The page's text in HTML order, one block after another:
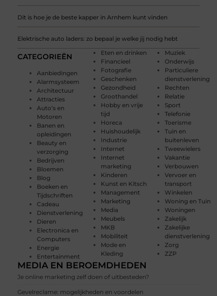
Dit is hoe je de beste kapper in Arnhem kunt vinden
Elektrische auto laders: zo bepaal je welke jij nodig hebt
CATEGORIEËN
Aanbiedingen
Alarmsysteem
Architectuur
Attracties
Auto’s en
Motoren
Banen en
opleidingen
Beauty en
verzorging
Bedrijven
Bloemen
Blog
Boeken en
Tijdschriften
Cadeau
Dienstverlening
Dieren
Electronica en
Computers
Energie
Entertainment
Eten en drinken
Financieel
Fotografie
Geschenken
Gezondheid
Groothandel
Hobby en vrije
tijd
Horeca
Huishoudelijk
Industrie
Internet
Internet
marketing
Kinderen
Kunst en Kitsch
Management
Marketing
Media
Meubels
MKB
Mobiliteit
Mode en
Kleding
Muziek
Onderwijs
Particuliere
dienstverlening
Rechten
Relatie
Sport
Telefonie
Toerisme
Tuin en
buitenleven
Tweewielers
Vakantie
Verbouwen
Vervoer en
transport
Winkelen
Woning en Tuin
Woningen
Zakelijk
Zakelijke
dienstverlening
Zorg
ZZP
MEDIA EN BEROEMDHEDEN
Je online marketing zelf doen of uitbesteden?
Gevelreclame: mogelijkheden en voordelen